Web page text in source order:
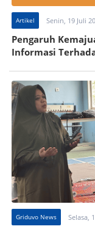
Artikel Senin, 19 Juli
Pengaruh
Informasi
Griduvo News Selasa,